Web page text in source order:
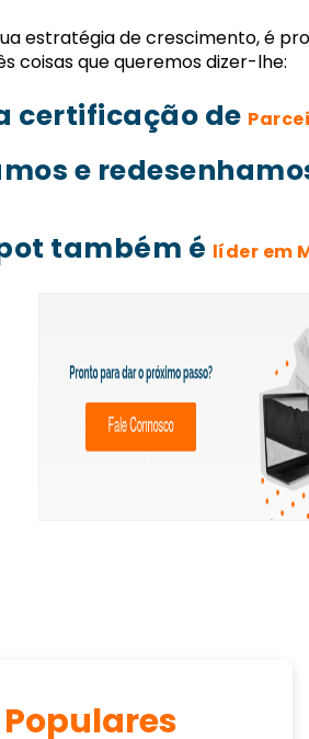
estratégia de crescimento, é
coisas que queremos dizer-lhe:
certificação de
e
também é líder em